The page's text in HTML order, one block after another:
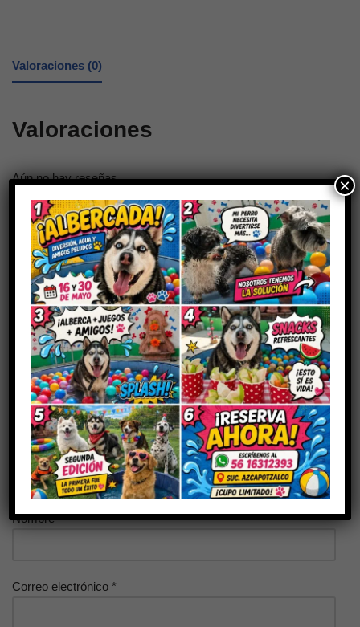
Valoraciones (0)
Valoraciones
Aún no hay reseñas
Sé el primero en valorar “FLAXOL 1 MG
CAJA”
Tu dirección de correo electrónico no será publicada. Los
campos obligatorios están marcados con*
Tu puntuación
Tu valoración*
Nombre*
Correo electrónico *
×